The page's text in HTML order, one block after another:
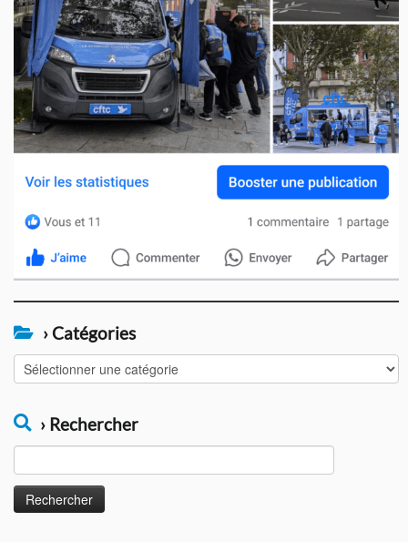
› Catégories
Catégories
› Rechercher